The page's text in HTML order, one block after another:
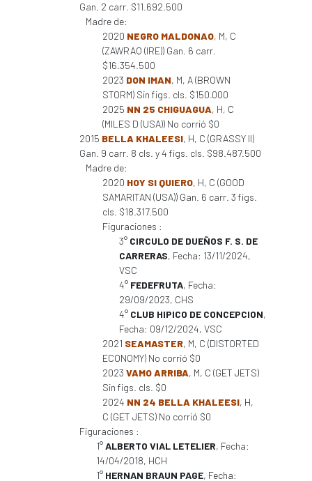
Gan. 2 carr. $11.692.500
Madre de:
2020 NEGRO MALDONAO, M, C
(ZAWRAQ (IRE)) Gan. 6 carr.
$16.354.500
2023 DON IMAN, M, A (BROWN
STORM) Sin figs. cls. $150.000
2025 NN 25 CHIGUAGUA, H, C
(MILES D (USA)) No corrió $0
2015 BELLA KHALEESI, H, C (GRASSY II)
Gan. 9 carr. 8 cls. y 4 figs. cls. $98.487.500
Madre de:
2020 HOY SI QUIERO, H, C (GOOD
SAMARITAN (USA)) Gan. 6 carr. 3 figs.
cls. $18.317.500
Figuraciones :
3° CIRCULO DE DUEÑOS F. S. DE
CARRERAS, Fecha: 13/11/2024,
VSC
4° FEDEFRUTA, Fecha:
29/09/2023, CHS
4° CLUB HIPICO DE CONCEPCION,
Fecha: 09/12/2024, VSC
2021 SEAMASTER, M, C (DISTORTED
ECONOMY) No corrió $0
2023 VAMO ARRIBA, M, C (GET JETS)
Sin figs. cls. $0
2024 NN 24 BELLA KHALEESI, H,
C (GET JETS) No corrió $0
Figuraciones :
1°ALBERTO VIAL LETELIER, Fecha:
14/04/2018, HCH
1° HERNAN BRAUN PAGE, Fecha: